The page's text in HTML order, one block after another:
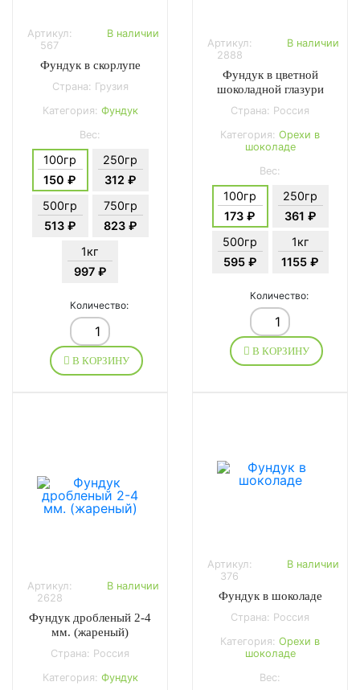
Артикул:
567
В наличии
Фундук в скорлупе
Страна: Грузия
Категория: Фундук
Вес:
100гр
150 ₽
250гр
312 ₽
500гр
513 ₽
750гр
823 ₽
1кг
997 ₽
Количество:
В КОРЗИНУ
Артикул:
2888
В наличии
Фундук в цветной
шоколадной глазури
Страна: Россия
Категория: Орехи в
шоколаде
Вес:
100гр
173 ₽
250гр
361 ₽
500гр
595 ₽
1кг
1155 ₽
Количество:
В КОРЗИНУ
Артикул:
2628
В наличии
Фундук дробленый 2-4
мм. (жареный)
Страна: Россия
Категория: Фундук
Артикул:
376
В наличии
Фундук в шоколаде
Страна: Россия
Категория: Орехи в
шоколаде
Вес: